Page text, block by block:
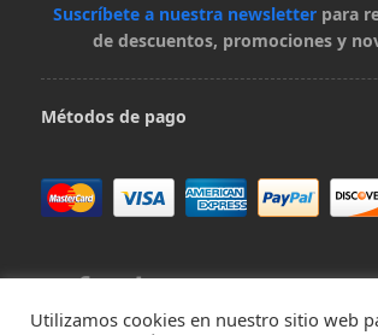
Suscríbete a nuestra newsletter para
de descuentos, promociones y
Métodos de pago
Utilizamos cookies en nuestro sitio web